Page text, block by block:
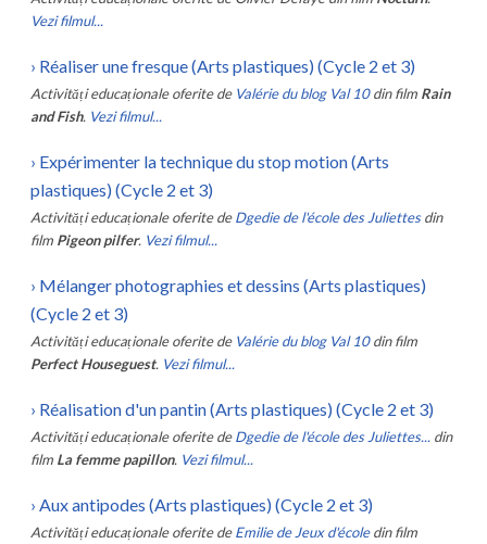
Vezi filmul...
› Réaliser une fresque (Arts plastiques) (Cycle 2 et 3)
Activități educaționale oferite de Valérie du blog Val 10 din film Rain
and Fish. Vezi filmul...
› Expérimenter la technique du stop motion (Arts
plastiques) (Cycle 2 et 3)
Activități educaționale oferite de Dgedie de l'école des Juliettes din
film Pigeon pilfer. Vezi filmul...
› Mélanger photographies et dessins (Arts plastiques)
(Cycle 2 et 3)
Activități educaționale oferite de Valérie du blog Val 10 din film
Perfect Houseguest. Vezi filmul...
› Réalisation d'un pantin (Arts plastiques) (Cycle 2 et 3)
Activități educaționale oferite de Dgedie de l'école des Juliettes... din
film La femme papillon. Vezi filmul...
› Aux antipodes (Arts plastiques) (Cycle 2 et 3)
Activități educaționale oferite de Emilie de Jeux d'école din film